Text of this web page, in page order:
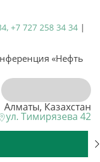
+7 727 258 34 34 |
«Нефть
Алматы, Казахстан
ул. Тимирязева 42